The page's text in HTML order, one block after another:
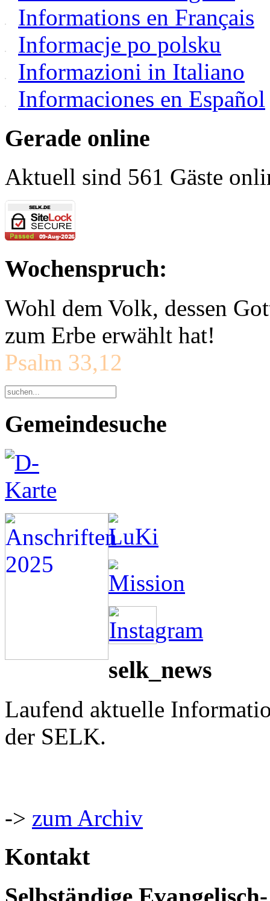
Informations en Français
Informacje po polsku
Informazioni in Italiano
Informaciones en Español
Gerade online
Aktuell sind 561 Gäste
Wochenspruch:
Wohl dem Volk, dessen
zum Erbe erwählt hat!
Psalm 33,12
Gemeindesuche
selk_news
Laufend aktuelle
der SELK.
-> zum Archiv
Kontakt